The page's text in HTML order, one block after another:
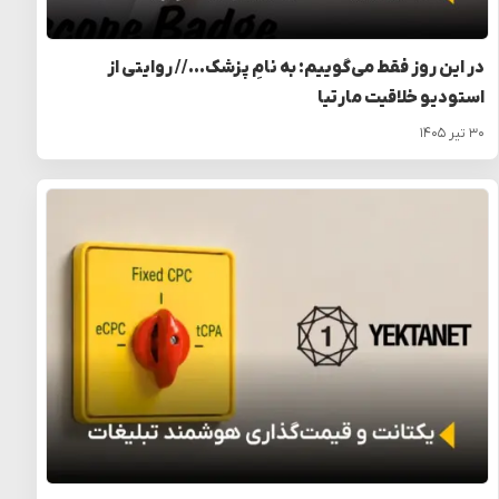
در این روز فقط می‌گوییم: به نامِ پزشک… // روایتی از
استودیو خلاقیت مارتیا
۳۰ تیر ۱۴۰۵